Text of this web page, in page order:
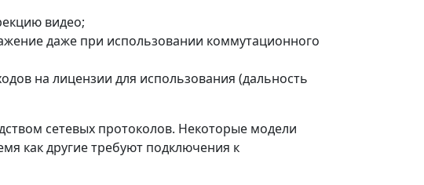
видео;
даже при использовании коммутационного
на лицензии для использования (дальность
сетевых протоколов. Некоторые модели
как другие требуют подключения к